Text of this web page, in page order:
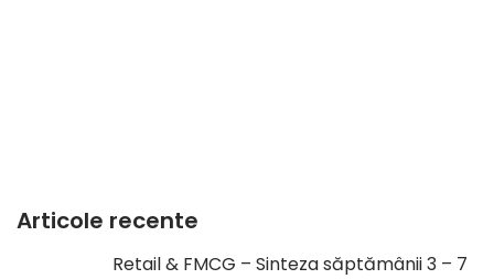
Articole recente
Retail & FMCG – Sinteza săptămânii 3 – 7